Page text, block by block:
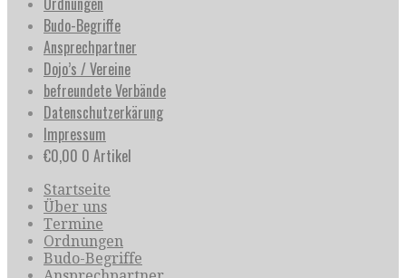
Budo-Begriffe
Ansprechpartner
Dojo’s / Vereine
befreundete Verbände
Datenschutzerkärung
Impressum
€0,00 0 Artikel
Startseite
Über uns
Termine
Ordnungen
Budo-Begriffe